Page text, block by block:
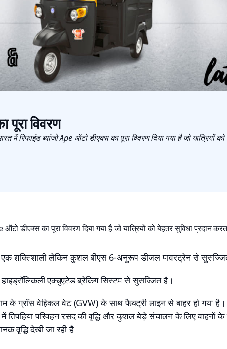
पूरा विवरण
में रिफाइंड ब्यांजो Ape ऑटो डीएक्स का पूरा विवरण दिया गया है जो यात्रियों को
ऑटो डीएक्स का पूरा विवरण दिया गया है जो यात्रियों को बेहतर सुविधा प्रदान
एक शक्तिशाली लेकिन कुशल बीएस 6-अनुरूप डीजल पावरट्रेन से
एक्चुएटेड ब्रेकिंग सिस्टम से सुसज्जित है।
के ग्रॉस वेहिकल वेट (GVW) के साथ फैक्ट्री लाइन से बाहर हो गया है।
में तिपहिया परिवहन रसद की वृद्धि और कुशल बेड़े संचालन के लिए
वृद्धि देखी जा रही है